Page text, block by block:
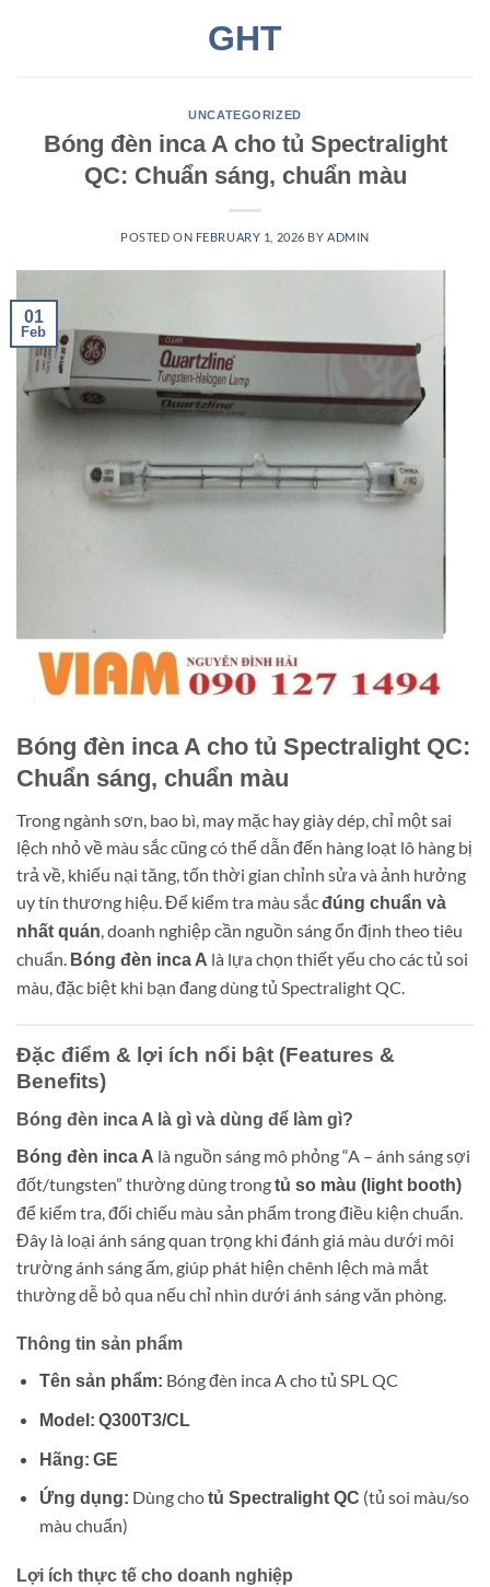
GHT
UNCATEGORIZED
Bóng đèn inca A cho tủ Spectralight
QC: Chuẩn sáng, chuẩn màu
POSTED ON FEBRUARY 1, 2026 BY ADMIN
01
Feb
Bóng đèn inca A cho tủ Spectralight QC:
Chuẩn sáng, chuẩn màu
Trong ngành sơn, bao bì, may mặc hay giày dép, chỉ một sai
lệch nhỏ về màu sắc cũng có thể dẫn đến hàng loạt lô hàng bị
trả về, khiếu nại tăng, tốn thời gian chỉnh sửa và ảnh hưởng
uy tín thương hiệu. Để kiểm tra màu sắcđúng chuẩn và
nhất quán, doanh nghiệp cần nguồn sáng ổn định theo tiêu
chuẩn. Bóng đèn inca A là lựa chọn thiết yếu cho các tủ soi
màu, đặc biệt khi bạn đang dùng tủ Spectralight QC.
Đặc điểm & lợi ích nổi bật (Features &
Benefits)
Bóng đèn inca A là gì và dùng để làm gì?
Bóng đèn inca A là nguồn sáng mô phỏng “A – ánh sáng sợi
đốt/tungsten” thường dùng trongtủ so màu (light booth)
để kiểm tra, đối chiếu màu sản phẩm trong điều kiện chuẩn.
Đây là loại ánh sáng quan trọng khi đánh giá màu dưới môi
trường ánh sáng ấm, giúp phát hiện chênh lệch mà mắt
thường dễ bỏ qua nếu chỉ nhìn dưới ánh sáng văn phòng.
Thông tin sản phẩm
Tên sản phẩm: Bóng đèn inca A cho tủ SPL QC
Model: Q300T3/CL
Hãng: GE
Ứng dụng: Dùng chotủ Spectralight QC (tủ soi màu/so
màu chuẩn)
Lợi ích thực tế cho doanh nghiệp